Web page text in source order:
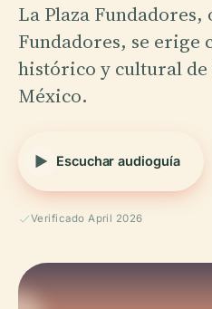
La Plaza Fundadores,
Fundadores, se erige
histórico y cultural de
México.
Escuchar audioguía
Verificado April 2026